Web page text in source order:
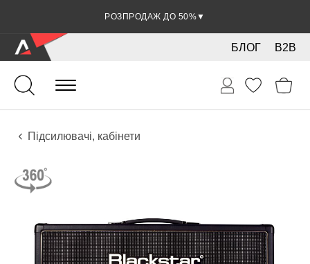
РОЗПРОДАЖ ДО 50%▼
B2B
БЛОГ
Звук
Звукове обладнання
Підсилювачі, кабінети